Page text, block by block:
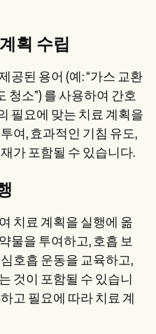
획 수립
공된 용어 (예: “가스 교환
청소”) 를 사용하여 간호
필요에 맞는 치료 계획을
여, 효과적인 기침 유도,
가 포함될 수 있습니다.
치료 계획을 실행에 옮
물을 투여하고, 호흡 보
호흡 운동을 교육하고,
것이 포함될 수 있습니
고 필요에 따라 치료 계